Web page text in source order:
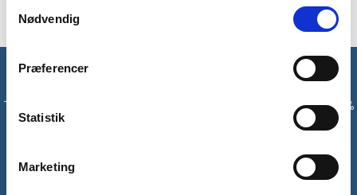
Nødvendig
Præferencer
Statistik
Marketing
Få unikke tilbud og rabatter
Tilmeld dig vores nyhedsbrev og modtag med det samme en 10%